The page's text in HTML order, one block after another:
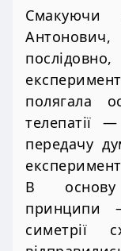
Смакуючи
полягала
телепатії
передачу
В основу
принципи
симетрії